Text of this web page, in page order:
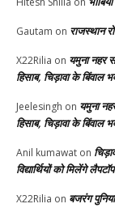
Gautam on राजस्थान
X22Rilia on यमुना नहर
हिसाब, चिड़ावा के बिंवाल
Jeelesingh on यमुना
हिसाब, चिड़ावा के बिंवाल
Anil kumawat on
विद्यार्थियों को मिलेंगे
X22Rilia on बजरंग